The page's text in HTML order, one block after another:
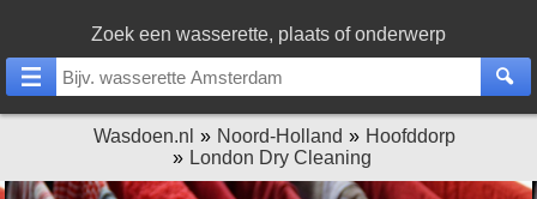
Zoek een wasserette, plaats of onderwerp
Wasdoen.nl Noord-Holland
Hoofddorp
London Dry Cleaning